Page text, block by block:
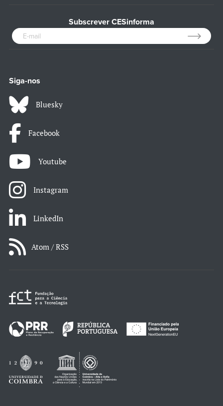
Subscrever CESinforma
Siga-nos
Bluesky
Facebook
Youtube
Instagram
LinkedIn
Atom / RSS